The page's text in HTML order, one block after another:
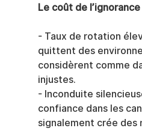
Le coût de
- Taux de rotation
quittent des
considèrent comme
injustes.
- Inconduite
confiance dans les
signalement crée des